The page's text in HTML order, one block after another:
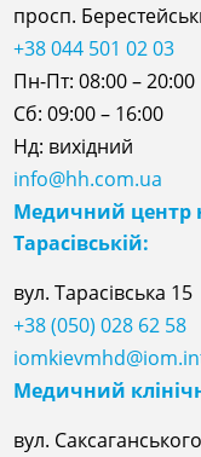
просп.
+38 044 501 02 03
Пн-Пт: 08:00 – 20:00
Сб: 09:00 – 16:00
Нд: вихідний
info@hh.com.ua
Медичний центр
Тарасівській:
вул. Тарасівська 15
+38 (050) 028 62 58
Медичний
вул.